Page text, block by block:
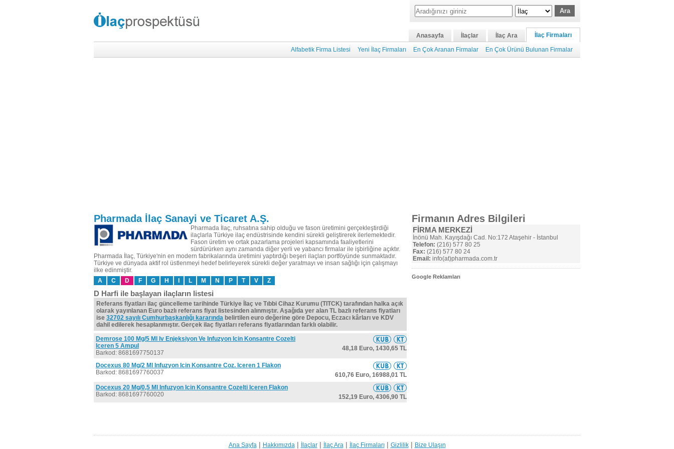
Anasayfa İlaçlar İlaç Ara İlaç Firmaları
Alfabetik Firma Listesi Yeni İlaç Firmaları En Çok Aranan Firmalar En Çok Ürünü Bulunan Firmalar
Pharmada İlaç Sanayi ve Ticaret A.Ş.
Pharmada İlaç, ruhsatına sahip olduğu ve fason üretimini gerçekleştirdiği
ilaçlarla Türkiye ilaç endüstrisinde kendini sürekli geliştirerek ilerlemektedir.
Fason üretim ve ortak pazarlama projeleri kapsamında faaliyetlerini
sürdürürken aynı zamanda diğer yerli ve yabancı firmalar ile işbirliğine açıktır.
Pharmada İlaç, Türkiye'nin en modern fabrikalarında üretimini yaptırdığı beşeri ilaçları portföyünde sunmaktadır.
Türkiye ve dünyada aktif rol üstlenmeyi hedef belirleyerek sürekli değer yaratmayı ve insan sağlığı için çalışmayı
ilke edinmiştir.
A
C D F G H L M N P T V Z
D Harfi ile başlayan ilaçların listesi
Referans fiyatları ilaç güncelleme tarihinde Türkiye İlaç ve Tıbbi Cihaz Kurumu (TITCK) tarafından halka açık
olarak yayınlanan Euro bazlı referans fiyat listesinden alınmıştır. Aşağıda yer alan TL bazlı referans fiyatları
ise 32702 sayılı Cumhurbaşkanlığı kararında belirtilen euro değerine göre Depocu, Eczacı kârları ve KDV
dahil edilerek hesaplanmıştır. Gerçek ilaç fiyatları referans fiyatlarından farklı olabilir.
Demrose 100 Mg/5 Ml Iv Enjeksiyon Ve Infuzyon Icin Konsantre Cozelti
Iceren 5 Ampul
Barkod: 8681697750137
48,18 Euro, 1430,65 TL
Docexus 80 Mg/2 Ml Infuzyon Icin Konsantre Coz. Iceren 1 Flakon
Barkod: 8681697760037
610,76 Euro, 16988,01 TL
Docexus 20 Mg/0,5 Ml Infuzyon Icin Konsantre Cozelti Iceren Flakon
Barkod: 8681697760020
152,19 Euro, 4306,90 TL
Firmanın Adres Bilgileri
FİRMA MERKEZİ
İnönü Mah. Kayışdağı Cad. No:172 Ataşehir - İstanbul
Telefon: (216) 577 80 25
Fax: (216) 577 80 24
Email: info(at)pharmada.com.tr
Google Reklamları
Ana Sayfa | Hakkımızda | İlaçlar| İlaç Ara | İlaç Firmaları| Gizlilik| Bize Ulaşın